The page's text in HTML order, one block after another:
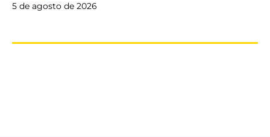
5 de agosto de 2026